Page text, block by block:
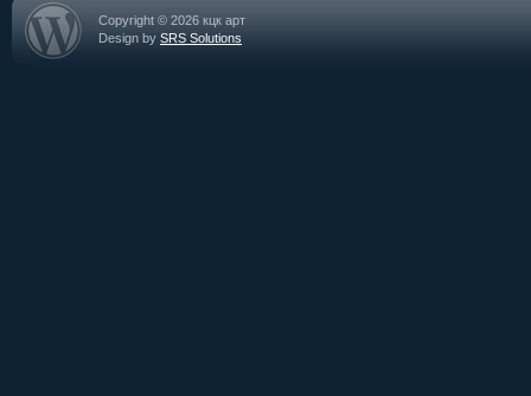
Copyright © 2026 кцк арт
Design by SRS Solutions